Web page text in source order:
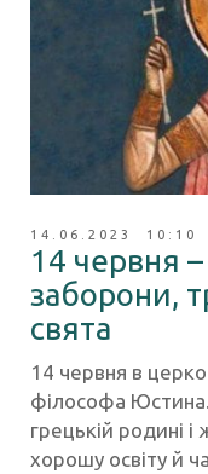
14.06.2023 10:10
14 червня
заборони,
свята
14 червня в
філософа Юстина.
грецькій родині і
хорошу освіту й